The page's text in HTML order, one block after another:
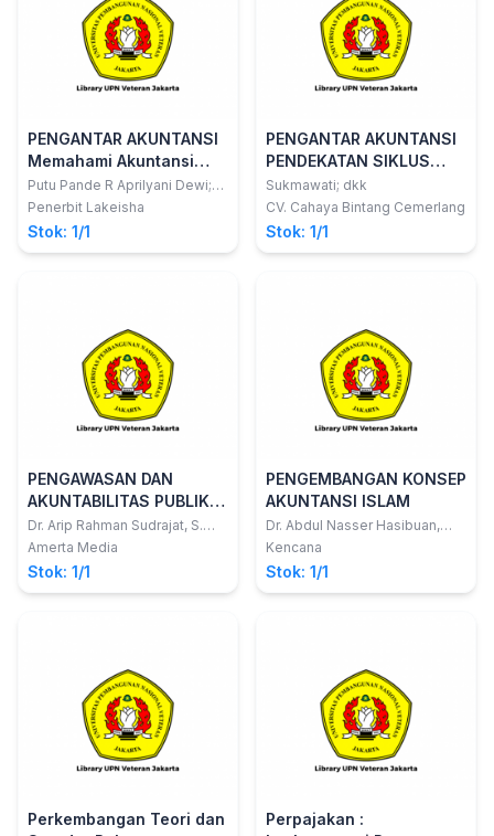
PENGANTAR AKUNTANSI
Memahami Akuntansi
Dasar
Putu Pande R Aprilyani Dewi;
dkk
Penerbit Lakeisha
Stok: 1/1
PENGANTAR AKUNTANSI
PENDEKATAN SIKLUS
AKUNTANSI
Sukmawati; dkk
CV. Cahaya Bintang Cemerlang
Stok: 1/1
PENGAWASAN DAN
AKUNTABILITAS PUBLIK :
Konsep dan Aplikasi
dalam Perwujudan Good
Governance
Dr. Arip Rahman Sudrajat, S.
Sos., M. Si.
Amerta Media
Stok: 1/1
PENGEMBANGAN KONSEP
AKUNTANSI ISLAM
Dr. Abdul Nasser Hasibuan,
S.E., M.Si.
Kencana
Stok: 1/1
Perkembangan Teori dan
Perpajakan :